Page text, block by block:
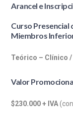
Arancel e
Curso Presencial
Miembros
Teórico – Clínico
Valor
$230.000 + IVA